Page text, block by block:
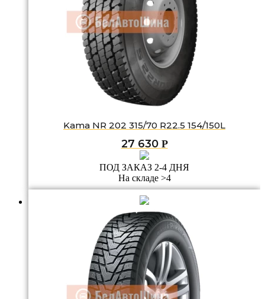
Kama NR 202 315/70 R22.5 154/150L
27 630 Р
ПОД ЗАКАЗ 2-4 ДНЯ
На складе >4